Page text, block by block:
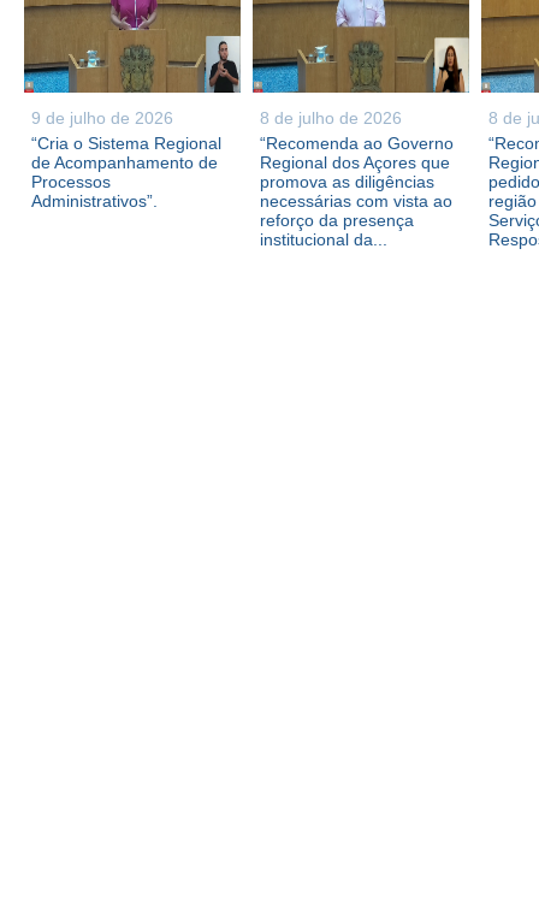
9 de julho de 2026
“Cria o Sistema Regional
de Acompanhamento de
Processos
Administrativos”.
8 de julho de 2026
“Recomenda ao Governo
Regional dos Açores que
promova as diligências
necessárias com vista ao
reforço da presença
institucional da...
8 de